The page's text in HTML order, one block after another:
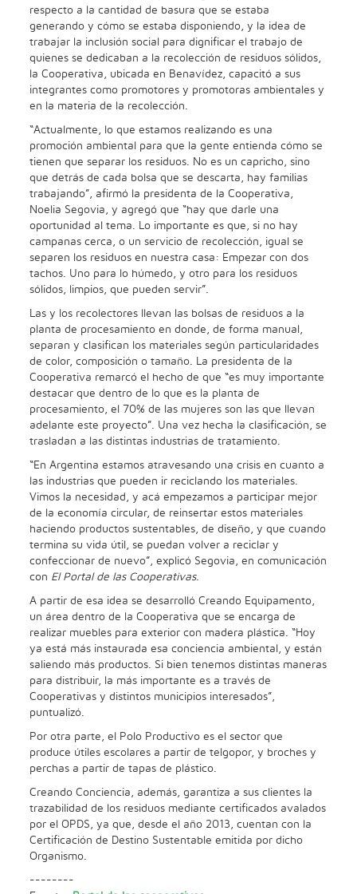
respecto a la cantidad de basura que se estaba
generando y cómo se estaba disponiendo, y la idea de
trabajar la inclusión social para dignificar el trabajo de
quienes se dedicaban a la recolección de residuos sólidos,
la Cooperativa, ubicada en Benavídez, capacitó a sus
integrantes como promotores y promotoras ambientales y
en la materia de la recolección.
“Actualmente, lo que estamos realizando es una
promoción ambiental para que la gente entienda cómo se
tienen que separar los residuos. No es un capricho, sino
que detrás de cada bolsa que se descarta, hay familias
trabajando”, afirmó la presidenta de la Cooperativa,
Noelia Segovia, y agregó que “hay que darle una
oportunidad al tema. Lo importante es que, si no hay
campanas cerca, o un servicio de recolección, igual se
separen los residuos en nuestra casa: Empezar con dos
tachos. Uno para lo húmedo, y otro para los residuos
sólidos, limpios, que pueden servir”.
Las y los recolectores llevan las bolsas de residuos a la
planta de procesamiento en donde, de forma manual,
separan y clasifican los materiales según particularidades
de color, composición o tamaño. La presidenta de la
Cooperativa remarcó el hecho de que “es muy importante
destacar que dentro de lo que es la planta de
procesamiento, el 70% de las mujeres son las que llevan
adelante este proyecto”. Una vez hecha la clasificación, se
trasladan a las distintas industrias de tratamiento.
“En Argentina estamos atravesando una crisis en cuanto a
las industrias que pueden ir reciclando los materiales.
Vimos la necesidad, y acá empezamos a participar mejor
de la economía circular, de reinsertar estos materiales
haciendo productos sustentables, de diseño, y que cuando
termina su vida útil, se puedan volver a reciclar y
confeccionar de nuevo”, explicó Segovia, en comunicación
con El Portal de las Cooperativas.
A partir de esa idea se desarrolló Creando Equipamento,
un área dentro de la Cooperativa que se encarga de
realizar muebles para exterior con madera plástica. “Hoy
ya está más instaurada esa conciencia ambiental, y están
saliendo más productos. Si bien tenemos distintas maneras
para distribuir, la más importante es a través de
Cooperativas y distintos municipios interesados”,
puntualizó.
Por otra parte, el Polo Productivo es el sector que
produce útiles escolares a partir de telgopor, y broches y
perchas a partir de tapas de plástico.
Creando Conciencia, además, garantiza a sus clientes la
trazabilidad de los residuos mediante certificados avalados
por el OPDS, ya que, desde el año 2013, cuentan con la
Certificación de Destino Sustentable emitida por dicho
Organismo.
--------